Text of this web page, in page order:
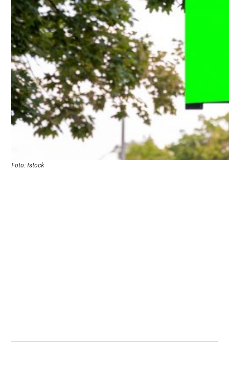
Foto: Istock